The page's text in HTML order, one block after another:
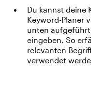
Du kannst deine
Keyword-Planer
unten
eingeben. So
relevanten
verwendet